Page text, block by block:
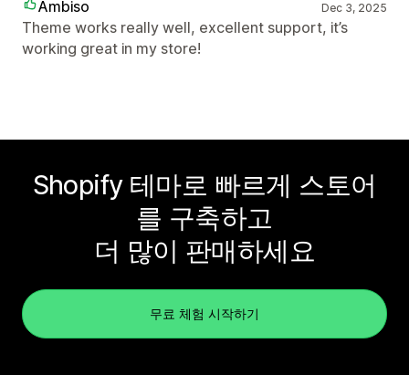
Ambiso
Dec 3, 2025
Theme works really well, excellent support, it’s
working great in my store!
Shopify 테마로 빠르게 스토어
를 구축하고
더 많이 판매하세요
무료 체험 시작하기